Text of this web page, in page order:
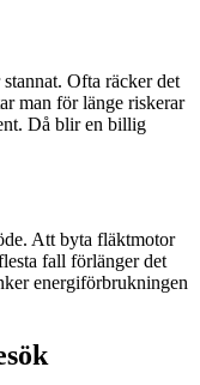
Ofta räcker det
man för länge riskerar
Då blir en billig
Att byta fläktmotor
fall förlänger det
energiförbrukningen